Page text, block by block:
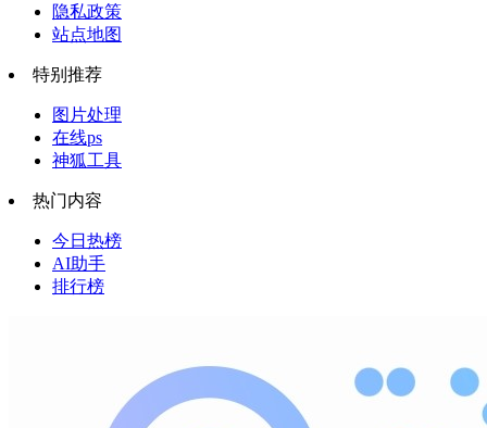
隐私政策
站点地图
特别推荐
图片处理
在线ps
神狐工具
热门内容
今日热榜
AI助手
排行榜